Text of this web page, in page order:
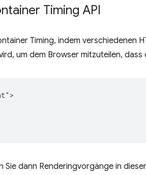
Timing API
Timing, indem verschiedenen
um dem Browser mitzuteilen,
Sie dann Renderingvorgänge in